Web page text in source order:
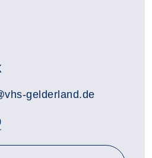
gelderland.de